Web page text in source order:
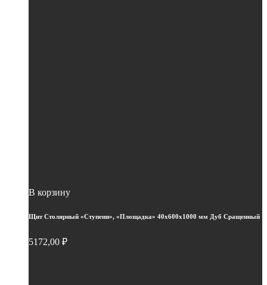
В корзину
Щит Столярный «Ступени», «Площадка» 40х600х1000 мм Дуб Сращенный
5172,00 ₽